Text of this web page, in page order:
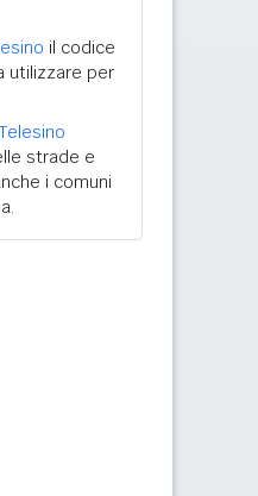
il codice
utilizzare per
strade e
i comuni